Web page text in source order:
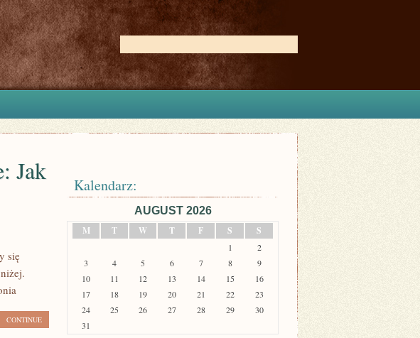
Jak
się
CONTINUE
Kalendarz:
AUGUST 2026
M
T W T F S S
1
2
3
4 5 6 7 8
9
10
11 12 13 14 15
16
17
18 19 20 21 22
23
24
25 26 27 28 29
30
31